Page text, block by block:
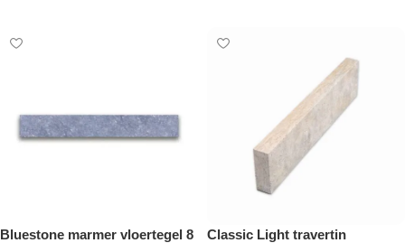
Bluestone marmer vloertegel 8
Classic Light travertin